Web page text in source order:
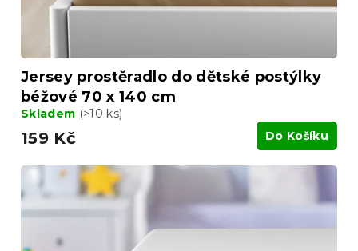
Jersey prostěradlo do dětské postýlky
béžové 70 x 140 cm
Skladem (>10 ks)
159 Kč Do Košíku